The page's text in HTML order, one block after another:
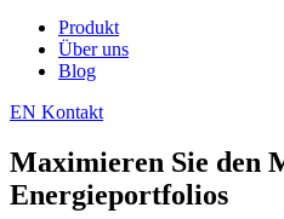
Produkt
Über uns
Blog
EN Kontakt
Maximieren Sie den
Energieportfolios